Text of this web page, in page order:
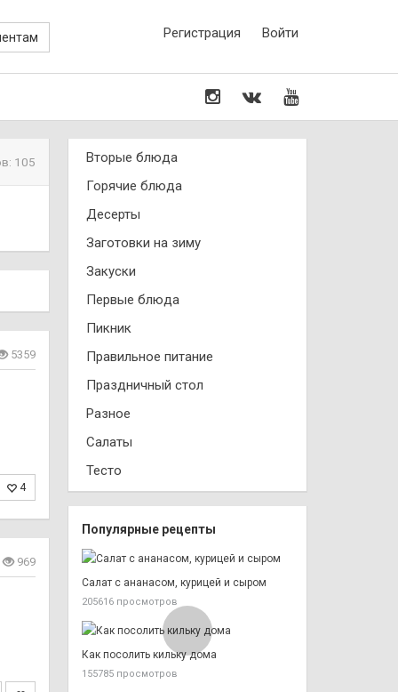
Регистрация Войти
105
5359
4
969
Вторые блюда
Горячие блюда
Десерты
Заготовки на зиму
Закуски
Первые блюда
Пикник
Правильное питание
Праздничный стол
Разное
Салаты
Тесто
Популярные рецепты
Салат с ананасом, курицей и сыром
205616 просмотров
Как посолить кильку дома
155785 просмотров